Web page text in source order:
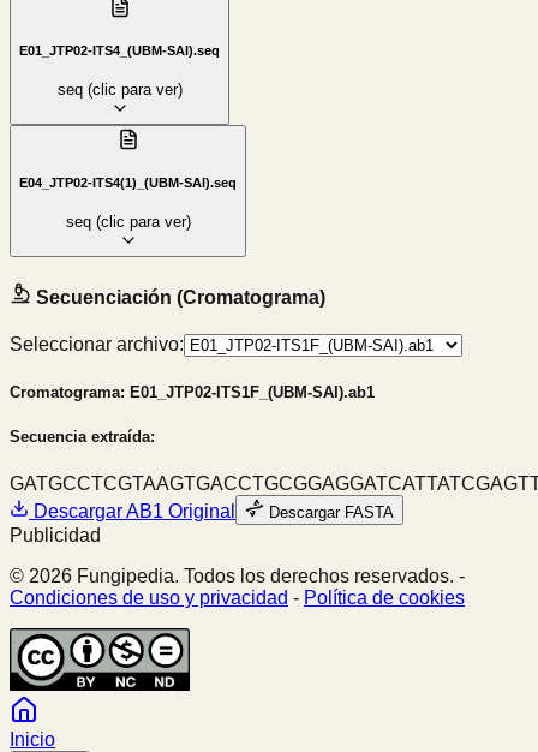
E01_JTP02-ITS4_(UBM-SAI).seq
seq(clic para ver)
E04_JTP02-ITS4(1)_(UBM-SAI).seq
seq(clic para ver)
Secuenciación (Cromatograma)
Seleccionar archivo:
Cromatograma: E01_JTP02-ITS1F_(UBM-SAI).ab1
Secuencia extraída:
DescargarAB1 Original Descargar FASTA
Publicidad
© 2026 Fungipedia. Todos los derechos reservados. -
Condiciones de uso y privacidad - Política de cookies
Inicio